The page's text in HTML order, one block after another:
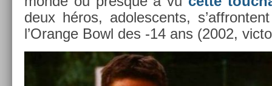
deux héros, adoles­cents,
l’Oran­ge Bowl des -14 ans (2002,